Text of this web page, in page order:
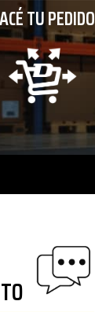
TU PEDIDO